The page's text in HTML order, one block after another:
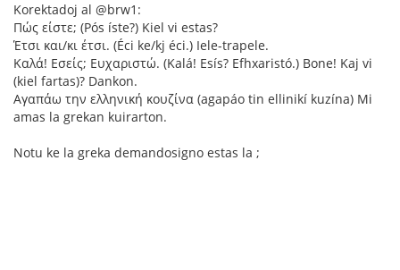
Korektadoj al @brw1:
Πώς είστε; (Pós íste?) Kiel vi estas?
Έτσι και/κι έτσι. (Éci ke/kj éci.) Iele-trapele.
Καλά! Εσείς; Ευχαριστώ. (Kalá! Esís? Efhxaristó.) Bone! Kaj vi
(kiel fartas)? Dankon.
Αγαπάω την ελληνική κουζίνα (agapáo tin ellinikí kuzína) Mi
amas la grekan kuirarton.
Notu ke la greka demandosigno estas la ;